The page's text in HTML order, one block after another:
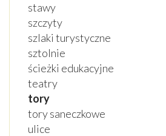
stawy
szczyty
szlaki turystyczne
sztolnie
ścieżki edukacyjne
teatry
tory
tory saneczkowe
ulice